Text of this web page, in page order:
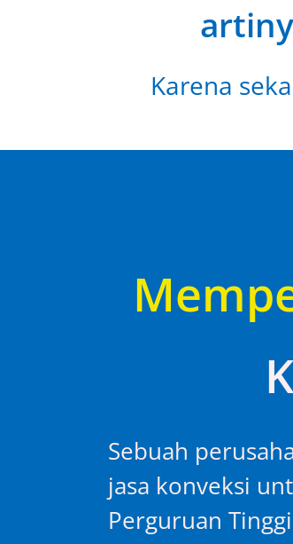
Karena
Sebuah
jasa konveksi
Perguruan